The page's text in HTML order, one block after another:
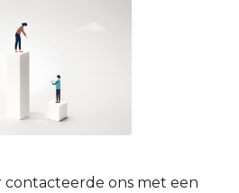
contacteerde ons met een